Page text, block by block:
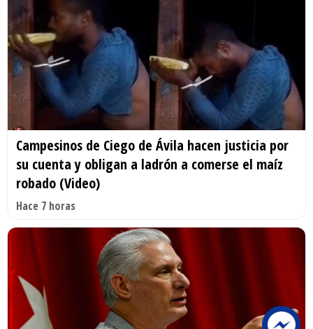
Campesinos de Ciego de Ávila hacen justicia por
su cuenta y obligan a ladrón a comerse el maíz
robado (Video)
Hace 7 horas